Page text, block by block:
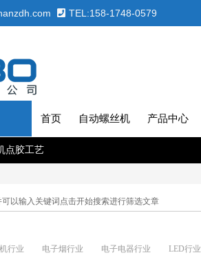
TEL:158-1748-0579
首页 自动螺丝机 产品中心
点胶工艺
以输入关键词点击开始搜索进行筛选文章
行业 电子烟行业 电子电器行业 LED行业